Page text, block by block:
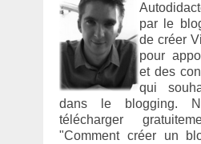
par le
de créer
pour
et des
qui
dans le blogging.
télécharger
"Comment créer un